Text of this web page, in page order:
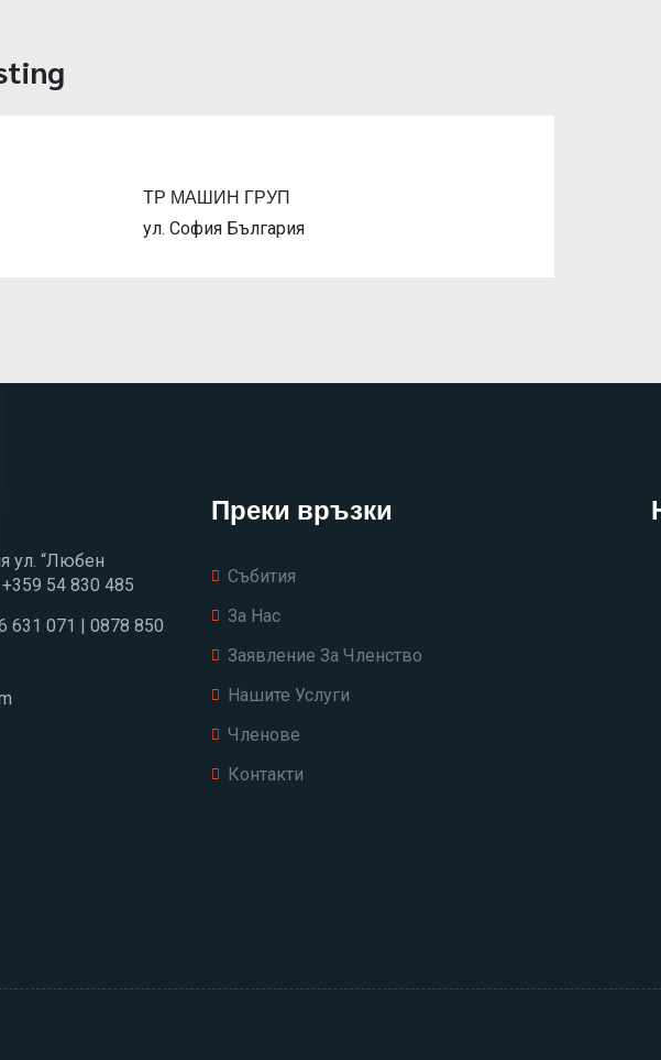
ТР МАШИН ГРУП
ул. София България
ул. “Любен
54 830 485
631 071 | 0878 850
Преки връзки
Събития
За Нас
Заявление За Членство
Нашите Услуги
Членове
Контакти